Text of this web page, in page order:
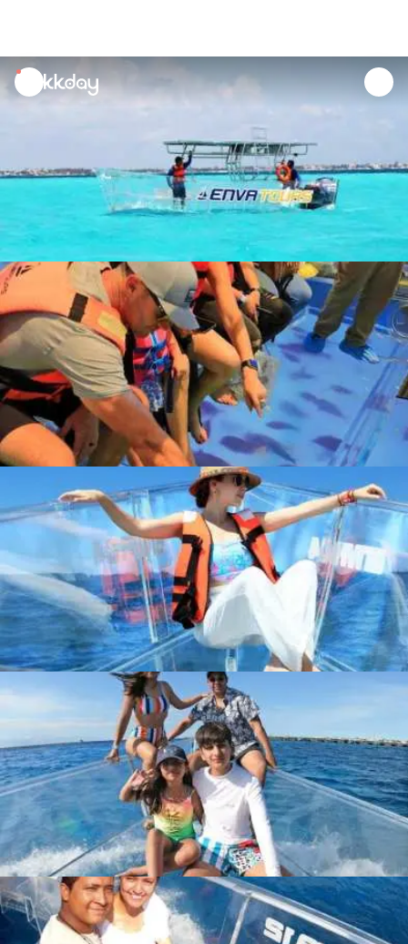
unread
notifications